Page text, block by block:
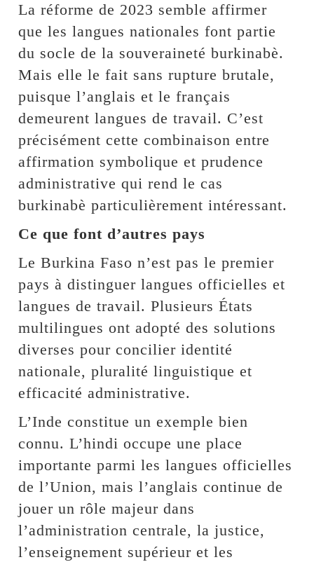
La réforme de 2023 semble affirmer
que les langues nationales font partie
du socle de la souveraineté burkinabè.
Mais elle le fait sans rupture brutale,
puisque l’anglais et le français
demeurent langues de travail. C’est
précisément cette combinaison entre
affirmation symbolique et prudence
administrative qui rend le cas
burkinabè particulièrement intéressant.
Ce que font d’autres pays
Le Burkina Faso n’est pas le premier
pays à distinguer langues officielles et
langues de travail. Plusieurs États
multilingues ont adopté des solutions
diverses pour concilier identité
nationale, pluralité linguistique et
efficacité administrative.
L’Inde constitue un exemple bien
connu. L’hindi occupe une place
importante parmi les langues officielles
de l’Union, mais l’anglais continue de
jouer un rôle majeur dans
l’administration centrale, la justice,
l’enseignement supérieur et les